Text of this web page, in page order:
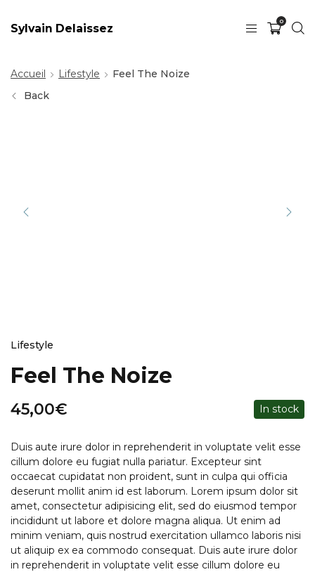
Sylvain Delaissez
0
Accueil Lifestyle
Feel The Noize
Back
Lifestyle
Feel The Noize
45,00€ In stock
Duis aute irure dolor in reprehenderit in voluptate velit esse
cillum dolore eu fugiat nulla pariatur. Excepteur sint
occaecat cupidatat non proident, sunt in culpa qui officia
deserunt mollit anim id est laborum. Lorem ipsum dolor sit
amet, consectetur adipisicing elit, sed do eiusmod tempor
incididunt ut labore et dolore magna aliqua. Ut enim ad
minim veniam, quis nostrud exercitation ullamco laboris nisi
ut aliquip ex ea commodo consequat. Duis aute irure dolor
in reprehenderit in voluptate velit esse cillum dolore eu